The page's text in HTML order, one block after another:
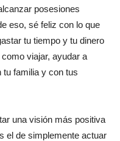
posesiones
eso, sé feliz con lo que
tu tiempo y tu dinero
viajar, ayudar a
tu familia y con tus
una visión más positiva
el de simplemente actuar